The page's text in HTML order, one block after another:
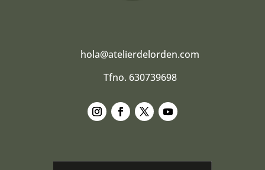
hola@atelierdelorden.com
Tfno. 630739698